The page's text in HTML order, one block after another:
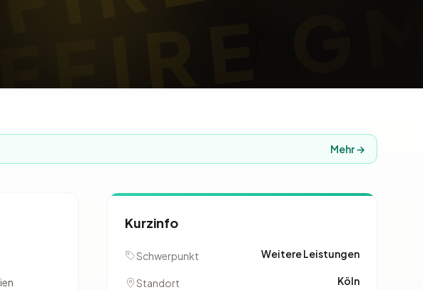
Mehr →
Kurzinfo
Schwerpunkt Weitere Leistungen
Standort Köln